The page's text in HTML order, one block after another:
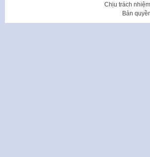
Chịu trách
Bản